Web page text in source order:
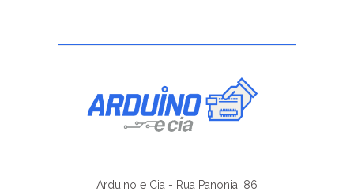
Arduino e Cia - Rua Panonia, 86